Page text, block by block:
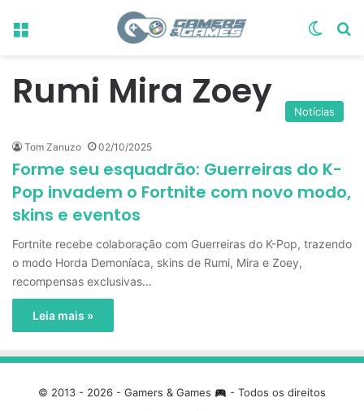
Menu
Rumi Mira Zoey Notícias
Tom Zanuzo 02/10/2025
Forme seu esquadrão: Guerreiras do K-
Pop invadem o Fortnite com novo modo,
skins e eventos
Fortnite recebe colaboração com Guerreiras do K-Pop, trazendo
o modo Horda Demoníaca, skins de Rumi, Mira e Zoey,
recompensas exclusivas…
Leia mais »
© 2013 - 2026 - Gamers & Games
- Todos os direitos